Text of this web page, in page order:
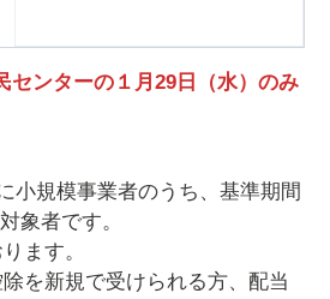
ンターの１月29日（水）のみ
小規模事業者のうち、基準期間
象者です。
ます。
を新規で受けられる方、配当